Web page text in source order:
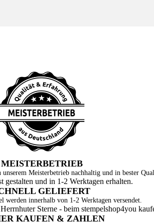
MEISTERBETRIEB
Meisterbetrieb nachhaltig und in bester
GELIEFERT
werden innerhalb von 1-2 Werktagen versendet.
KAUFEN & ZAHLEN